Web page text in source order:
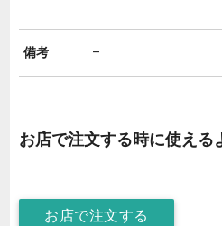
備考 –
お店で注文する時に使える
お店で注文する